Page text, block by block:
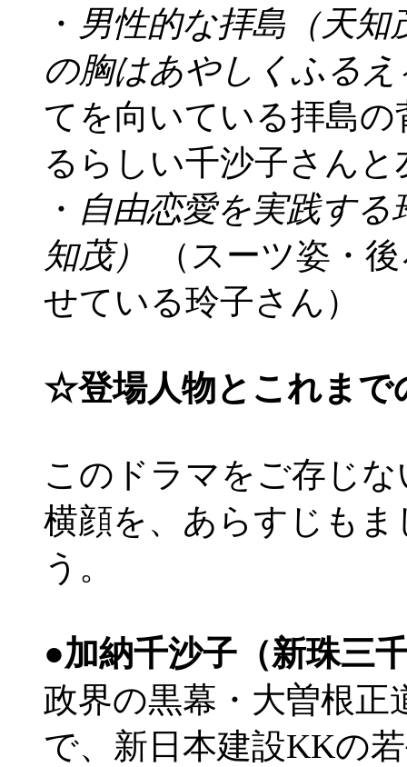
・ 男性的な拝島（天知
の胸はあやしくふるえ
てを向いている拝島
るらしい千沙子さんと
・ 自由恋愛を実践す
知茂）
（スーツ姿・
せている玲子さん）
☆登場人物とこれま
このドラマをご存じ
横顔を、あらすじも
う。
●加納千沙子（新珠三
政界の黒幕・大曽根正
で、新日本建設KKの